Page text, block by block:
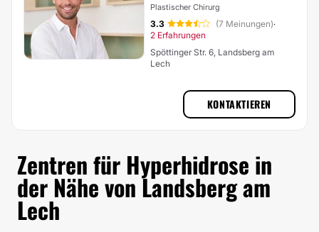
Plastischer Chirurg
3.3 (7 Meinungen)·
2 Erfahrungen
Spöttinger Str. 6, Landsberg am
Lech
KONTAKTIEREN
Zentren für Hyperhidrose in
der Nähe von Landsberg am
Lech